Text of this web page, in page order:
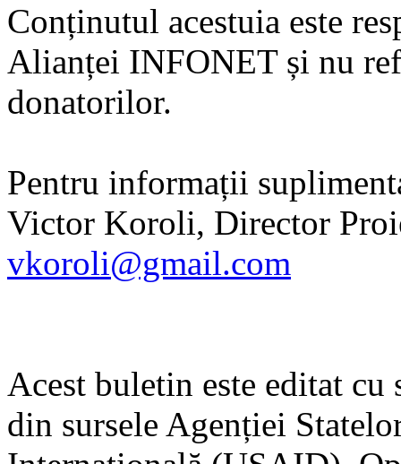
Conținutul acestuia este
Alianței INFONET și nu
donatorilor.
Pentru informații
Victor Koroli, Director
vkoroli@gmail.com
Acest buletin este editat
din sursele Agenției